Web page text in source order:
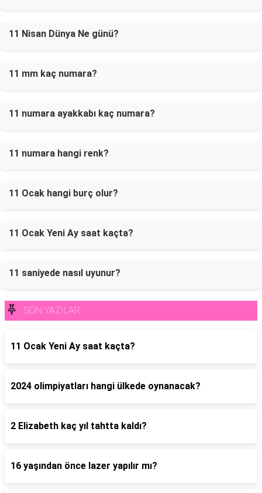
11 Nisan Dünya Ne günü?
11 mm kaç numara?
11 numara ayakkabı kaç numara?
11 numara hangi renk?
11 Ocak hangi burç olur?
11 Ocak Yeni Ay saat kaçta?
11 saniyede nasıl uyunur?
SON YAZILAR
11 Ocak Yeni Ay saat kaçta?
2024 olimpiyatları hangi ülkede oynanacak?
2 Elizabeth kaç yıl tahtta kaldı?
16 yaşından önce lazer yapılır mı?